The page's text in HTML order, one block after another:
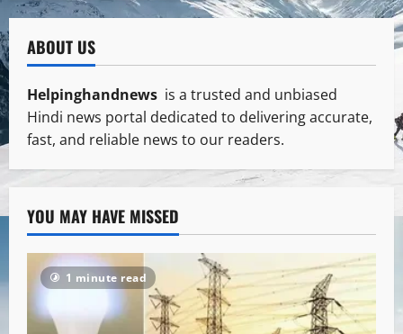
ABOUT US
Helpinghandnews is a trusted and unbiased
Hindi news portal dedicated to delivering accurate,
fast, and reliable news to our readers.
YOU MAY HAVE MISSED
1 minute read